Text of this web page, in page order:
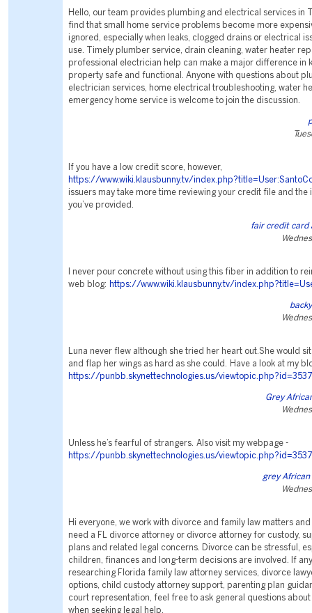
Hello, our team provides plumbing and electrical services in
find that small home service problems become more
ignored, especially when leaks, clogged drains or electrical
use. Timely plumber service, drain cleaning, water heater
professional electrician help can make a major difference in
property safe and functional. Anyone with questions about
electrician services, home electrical troubleshooting, water
emergency home service is welcome to join the discussion.
If you have a low credit score, however,
https://www.wiki.klausbunny.tv/
issuers may take more time reviewing your credit file and the
you’ve provided.
fair credit card
I never pour concrete without using this fiber in addition to
web blog:
https://www.wiki.klausbunny.tv/
Luna never flew although she tried her heart out.She would
and flap her wings as hard as she could. Have a look at my
https://punbb.skynettechnologies.us/
Grey
Unless he’s fearful of strangers. Also visit my webpage -
https://punbb.skynettechnologies.us/
grey
Hi everyone, we work with divorce and family law matters
need a FL divorce attorney or divorce attorney for custody,
plans and related legal concerns. Divorce can be stressful,
children, finances and long-term decisions are involved. If
researching Florida family law attorney services, divorce
options, child custody attorney support, parenting plan
court representation, feel free to ask general questions
when seeking legal help.